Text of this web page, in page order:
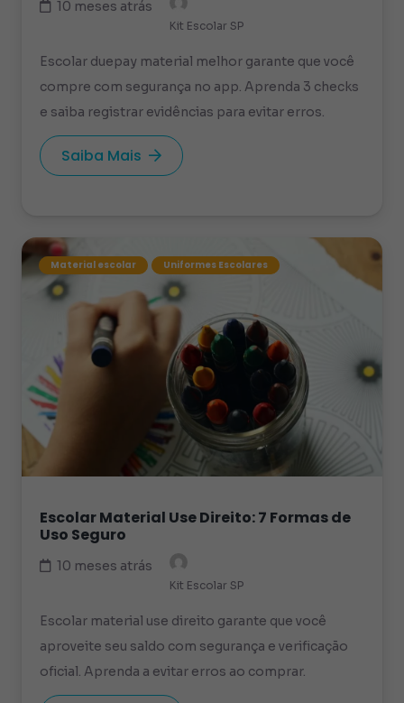
10 meses atrás
Kit Escolar SP
Escolar duepay material melhor garante que você
compre com segurança no app. Aprenda 3 checks
e saiba registrar evidências para evitar erros.
Saiba Mais
Material escolar Uniformes Escolares
Escolar Material Use Direito: 7 Formas de
Uso Seguro
10 meses atrás
Kit Escolar SP
Escolar material use direito garante que você
aproveite seu saldo com segurança e verificação
oficial. Aprenda a evitar erros ao comprar.